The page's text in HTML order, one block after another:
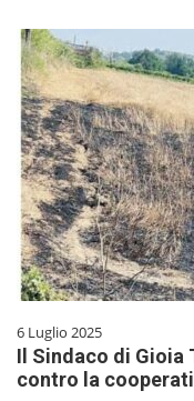
6 Luglio 2025
Il Sindaco di Gioia
contro la